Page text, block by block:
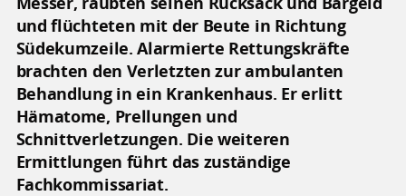
und flüchteten mit der Beute in Richtung
Südekumzeile. Alarmierte Rettungskräfte
brachten den Verletzten zur ambulanten
Behandlung in ein Krankenhaus. Er erlitt
Hämatome, Prellungen und
Schnittverletzungen. Die weiteren
Ermittlungen führt das zuständige
Fachkommissariat.